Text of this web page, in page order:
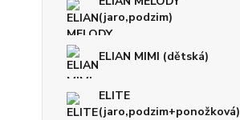
(jaro,podzim)
ELIAN MIMI (dětská)
ELITE
(jaro,podzim+ponožková)